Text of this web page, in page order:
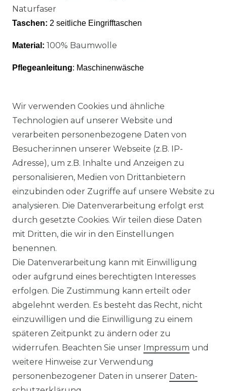
Naturfaser
Taschen: 2 seitliche Eingrifftaschen
Material: 100% Baumwolle
Pflegeanleitung: Maschinenwäsche
Ähnlicher Artikel
Authentic klein - Herren Sport
und Freizeit Bermuda aus
Baumwollmix (55110)
ab 49,95 € *
inkl. ges. MwSt. Versandkosten
Impressum Daten­schutz­erklärung
Wir verwenden Cookies und ähnliche
Technologien auf unserer Website und
verarbeiten personenbezogene Daten von
Besucher:innen unserer Webseite (z.B. IP-
Adresse), um z.B. Inhalte und Anzeigen zu
personalisieren, Medien von Drittanbietern
einzubinden oder Zugriffe auf unsere Website zu
analysieren. Die Datenverarbeitung erfolgt erst
durch gesetzte Cookies. Wir teilen diese Daten
mit Dritten, die wir in den Einstellungen
benennen.
Die Datenverarbeitung kann mit Einwilligung
oder aufgrund eines berechtigten Interesses
erfolgen. Die Zustimmung kann erteilt oder
abgelehnt werden. Es besteht das Recht, nicht
einzuwilligen und die Einwilligung zu einem
späteren Zeitpunkt zu ändern oder zu
widerrufen. Beachten Sie unser Impressum und
weitere Hinweise zur Verwendung
personenbezogener Daten in unserer Daten­